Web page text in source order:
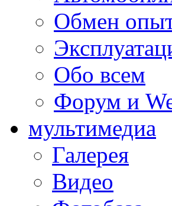
Обмен
Обо всем
Форум и
мультимедиа
Галерея
Видео